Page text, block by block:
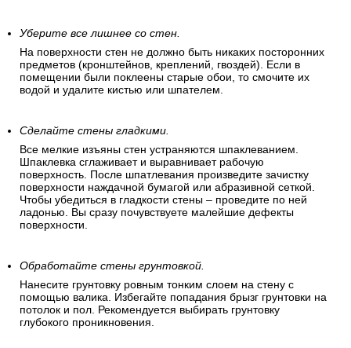
Уберите все лишнее со стен.
На поверхности стен не должно быть никаких посторонних
предметов (кронштейнов, креплений, гвоздей). Если в
помещении были поклеены старые обои, то смочите их
водой и удалите кистью или шпателем.
Сделайте стены гладкими.
Все мелкие изъяны стен устраняются шпаклеванием.
Шпаклевка сглаживает и выравнивает рабочую
поверхность. После шпатлевания произведите зачистку
поверхности наждачной бумагой или абразивной сеткой.
Чтобы убедиться в гладкости стены – проведите по ней
ладонью. Вы сразу почувствуете малейшие дефекты
поверхности.
Обработайте стены грунтовкой.
Нанесите грунтовку ровным тонким слоем на стену с
помощью валика. Избегайте попадания брызг грунтовки на
потолок и пол. Рекомендуется выбирать грунтовку
глубокого проникновения.